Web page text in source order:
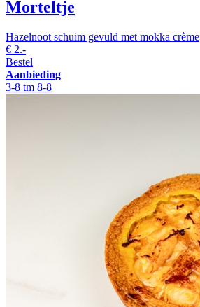
Morteltje
Hazelnoot schuim gevuld met mokka crème
€ 2.-
Bestel
Aanbieding
3-8 tm 8-8